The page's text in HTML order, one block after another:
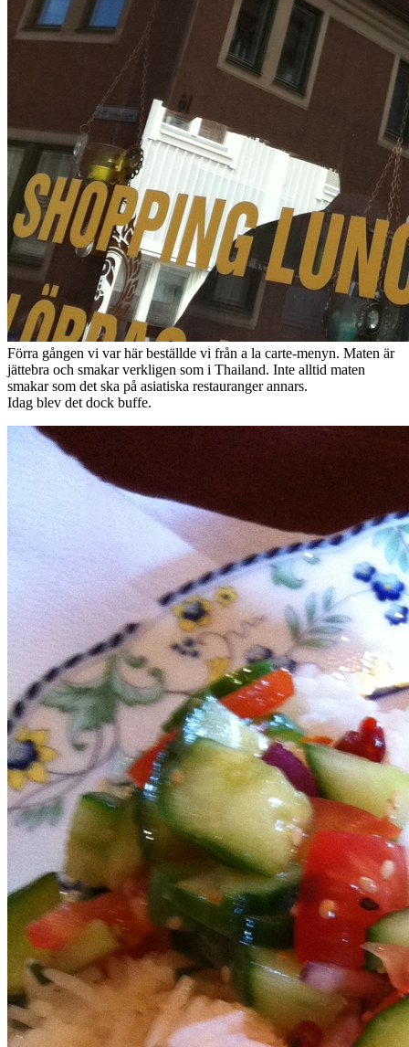
Förra gången vi var här beställde vi från a la carte-menyn. Maten är
jättebra och smakar verkligen som i Thailand. Inte alltid maten
smakar som det ska på asiatiska restauranger annars.
Idag blev det dock buffe.